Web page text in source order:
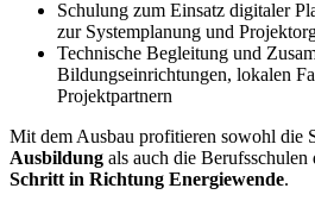
Schulung zum Einsatz digitaler
zur Systemplanung und
Technische Begleitung und
Bildungseinrichtungen, lokalen
Projektpartnern
Mit dem Ausbau profitieren sowohl die
Ausbildung als auch die Berufsschulen
Schritt in Richtung Energiewende.